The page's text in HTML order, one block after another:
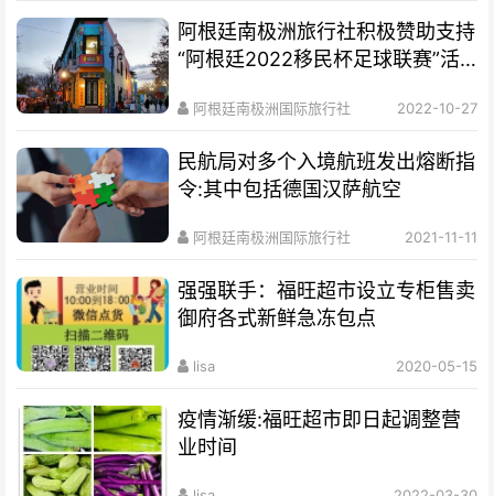
阿根廷南极洲旅行社积极赞助支持
“阿根廷2022移民杯足球联赛”活
阿根廷南极洲国际旅行社 2022-10-27
民航局对多个入境航班发出熔断指
令:其中包括德国汉萨航空
阿根廷南极洲国际旅行社 2021-11-11
强强联手：福旺超市设立专柜售卖
御府各式新鲜急冻包点
lisa 2020-05-15
疫情渐缓:福旺超市即日起调整营
业时间